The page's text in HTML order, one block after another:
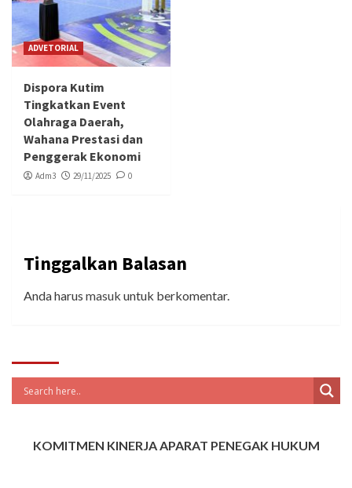
ADVETORIAL
Dispora Kutim
Tingkatkan Event
Olahraga Daerah,
Wahana Prestasi dan
Penggerak Ekonomi
Adm3 29/11/2025 0
Tinggalkan Balasan
Anda harus masuk untuk berkomentar.
KOMITMEN KINERJA APARAT PENEGAK HUKUM